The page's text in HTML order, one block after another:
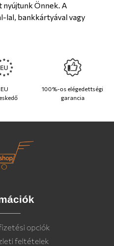
Önnek. A
lal, bankkártyával vagy
EU
100%-os elégedettségi
garancia
opciók
feltételek